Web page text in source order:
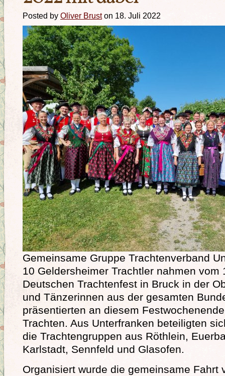
Posted by Oliver Bruston 18. Juli 2022
Gemeinsame Gruppe Trachtenverband
10 Geldersheimer Trachtler nahmen vom
Deutschen Trachtenfest in Bruck in der
und Tänzerinnen aus der gesamten
präsentierten an diesem
Trachten. Aus Unterfranken beteiligten
die Trachtengruppen aus Röthlein,
Karlstadt, Sennfeld und Glasofen.
Organisiert wurde die gemeinsame Fahrt